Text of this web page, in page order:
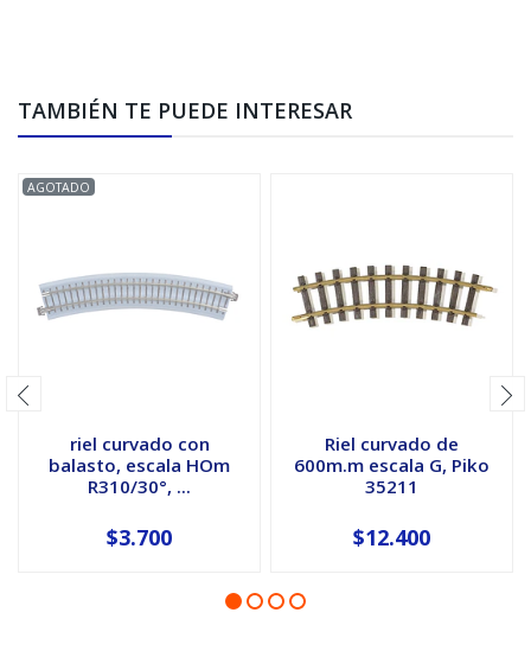
TAMBIÉN TE PUEDE INTERESAR
AGOTADO
riel curvado con
balasto, escala HOm
R310/30°, ...
$3.700
Riel curvado de
600m.m escala G, Piko
35211
$12.400